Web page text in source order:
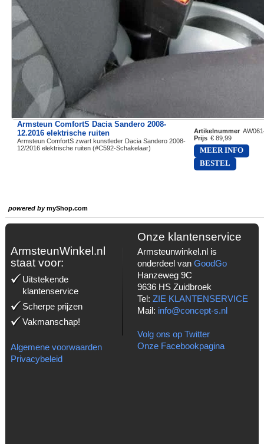
Armsteun ComfortS Dacia Sandero 2008-
12.2016 elektrische ruiten
Armsteun ComfortS zwart kunstleder Dacia Sandero 2008-
12/2016 elektrische ruiten (#C592-Schakelaar)
Artikelnummer
Prijs € 89,99
MEER INFO
BESTEL
powered bymyShop.com
ArmsteunWinkel.nl
staat voor:
Uitstekende
klantenservice
Scherpe prijzen
Vakmanschap!
Algemene voorwaarden
Privacybeleid
Onze klantenservice
Armsteunwinkel.nl is
onderdeel van GoodGo
Hanzeweg 9C
9636 HS Zuidbroek
Tel: ZIE KLANTENSERVICE
Mail: info@concept-s.nl
Volg ons op Twitter
Onze Facebookpagina